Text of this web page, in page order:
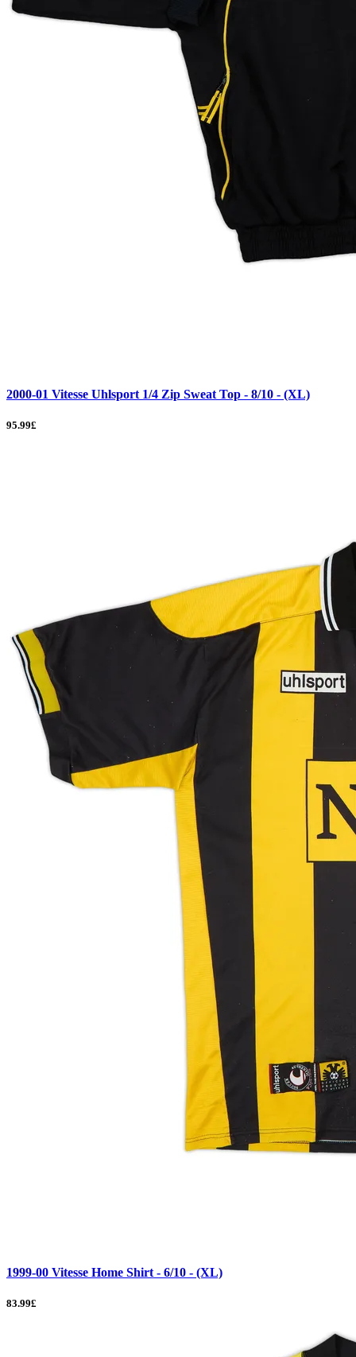
2000-01 Vitesse Uhlsport 1/4 Zip Sweat Top - 8/10 - (XL)
95.99£
1999-00 Vitesse Home Shirt - 6/10 - (XL)
83.99£